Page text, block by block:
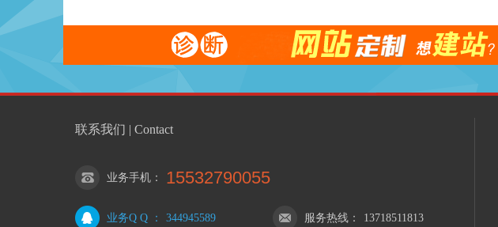
联系我们 | Contact
业务手机 ： 15532790055
业务Q Q ： 344945589 服务热线 ： 13718511813